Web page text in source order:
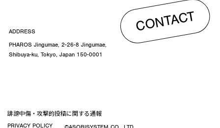
CONTACT
ADDRESS
PHAROS Jingumae, 2-26-8 Jingumae,
Shibuya-ku, Tokyo, Japan 150-0001
誹謗中傷・攻撃的投稿に関する通報
PRIVACY POLICY